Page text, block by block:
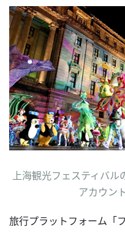
上海観光フェスティバ
アカウン
旅行プラットフォーム「